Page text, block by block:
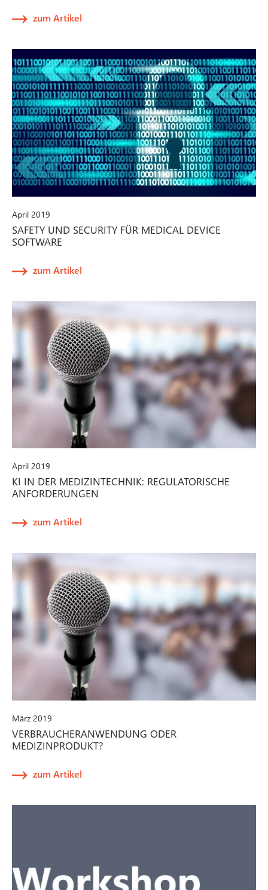
zum Artikel
April 2019
SAFETY UND SECURITY FÜR MEDICAL DEVICE
SOFTWARE
zum Artikel
April 2019
KI IN DER MEDIZINTECHNIK: REGULATORISCHE
ANFORDERUNGEN
zum Artikel
März 2019
VERBRAUCHERANWENDUNG ODER
MEDIZINPRODUKT?
zum Artikel